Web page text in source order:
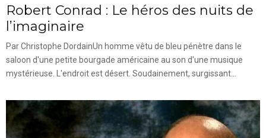
Robert Conrad : Le héros des nuits de
l’imaginaire
Par Christophe DordainUn homme vêtu de bleu pénètre dans le
saloon d'une petite bourgade américaine au son d'une musique
mystérieuse. L'endroit est désert. Soudainement, surgissant...